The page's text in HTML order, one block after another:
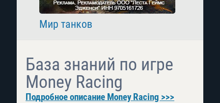
Мир танков
База знаний по игре
Money Racing
Подробное описание Money Racing >>>